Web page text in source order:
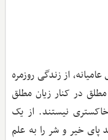
از زندگی روزمره
در کنار زیان مطلق
نیستند. از یک
پای خیر و شر را به علم